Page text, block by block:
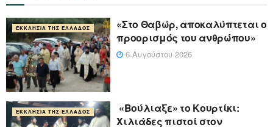
ΕΚΚΛΗΣΊΑ ΤΗΣ ΕΛΛΆΔΟΣ
«Στο Θαβώρ, αποκαλύπτεται ο
προορισμός του ανθρώπου»
6 Αυγούστου 2026
ΕΚΚΛΗΣΊΑ ΤΗΣ ΕΛΛΆΔΟΣ
«Βούλιαξε» το Κουρτίκι:
Χιλιάδες πιστοί στον